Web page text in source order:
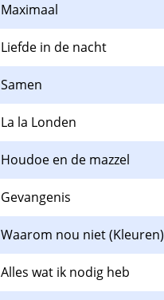
Maximaal
Liefde in de nacht
Samen
La la Londen
Houdoe en de mazzel
Gevangenis
Waarom nou niet (Kleuren)
Alles wat ik nodig heb